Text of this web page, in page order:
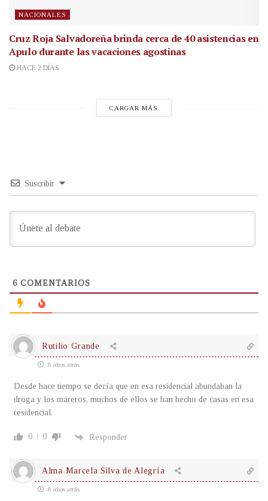
NACIONALES
Cruz Roja Salvadoreña brinda cerca de 40 asistencias en
Apulo durante las vacaciones agostinas
HACE 2 DÍAS
CARGAR MÁS
Suscribir
6 COMENTARIOS
Rutilio Grande
8 años atrás
Desde hace tiempo se decía que en esa residencial abundaban la
droga y los mareros, muchos de ellos se han hecho de casas en esa
residencial.
0 0 Responder
Alma Marcela Silva de Alegría
8 años atrás